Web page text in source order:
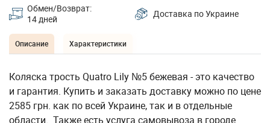
Обмен/Возврат:
14 дней
Доставка по Украине
Описание Характеристики
Коляска трость Quatro Lily №5 бежевая - это качество
и гарантия. Купить и заказать доставку можно по цене
2585 грн. как по всей Украине, так и в отдельные
области. Также есть услуга самовывоза в городе